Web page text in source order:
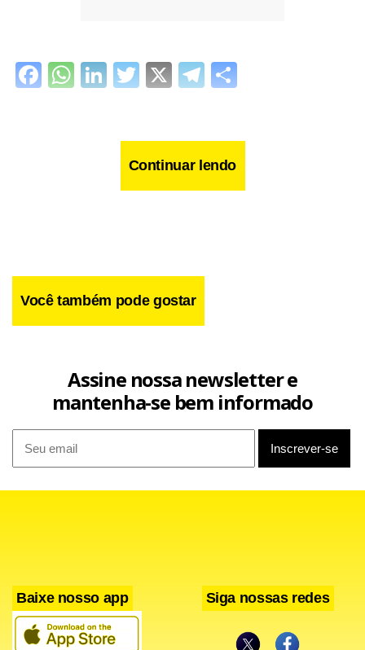
Facebook
WhatsApp
LinkedIn
Twitter
X Telegram
Continuar lendo
Você também pode gostar
Assine nossa newsletter e
mantenha-se bem informado
Baixe nosso app Siga nossas redes